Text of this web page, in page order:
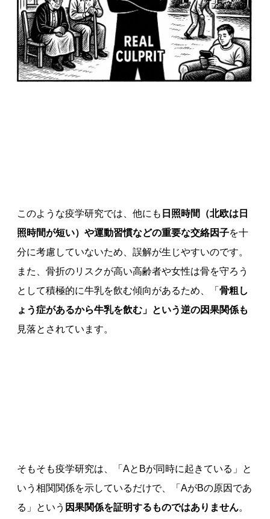
このような疫学研究では、他にも 日照時間（北欧は日
照時間が短い）や運動習慣などの重要な交絡因子を十
分に考慮していないため、誤解が生じやすいのです。
また、骨折のリスクが高い高齢者や女性は骨を守ろう
として積極的に牛乳を飲む傾向があるため、「 骨粗し
ょう症があるから牛乳を飲む」という逆の因果関係も
見落とされています。
そもそも疫学研究は、「AとBが同時に起きている」と
いう相関関係を示しているだけで、「AがBの原因であ
る」という 因果関係を証明するものではありません。